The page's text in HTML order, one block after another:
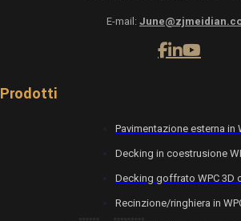
E-mail:
Prodotti
Pavimentazione esterna in
Decking in coestrusione
Decking goffrato WPC 3D
Recinzione/ringhiera in